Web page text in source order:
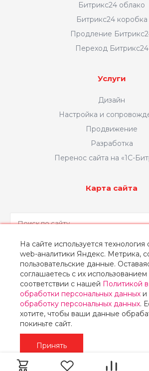
Битрикс24 облако
Битрикс24 коробка
Продление
Переход Битрикс24
Услуги
Дизайн
Настройка и
Продвижение
Разработка
Перенос сайта на «1С-
Карта сайта
Заказать звонок
© 2026 Концепт, Все права
На сайте используется
web-аналитики Яндекс. Метрика,
пользовательские данные.
соглашаетесь с их использованием
соответствии с нашей Политикой
обработки персональных данных и
обработку персональных данных.
хотите, чтобы ваши данные
покиньте сайт.
Принять